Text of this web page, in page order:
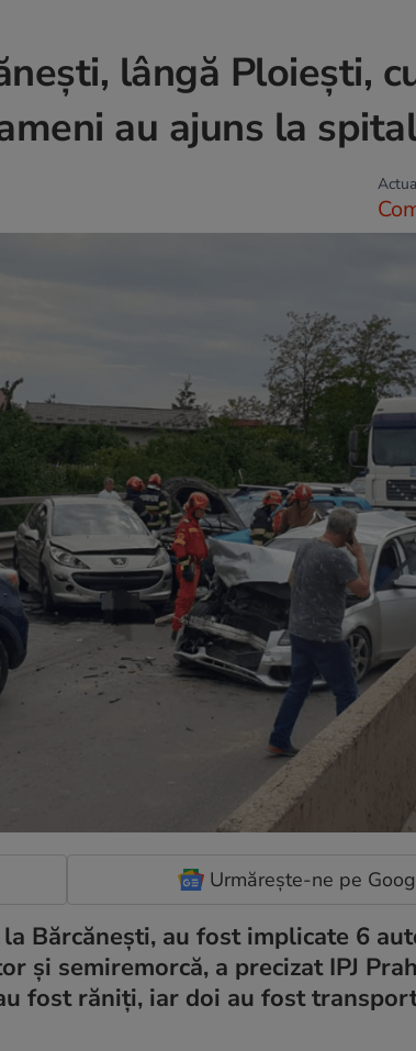
lângă Ploieşti,
au ajuns la spital
Urmărește-ne pe
Bărcănești, au fost implicate 6
și semiremorcă, a precizat IPJ
fost răniți, iar doi au fost